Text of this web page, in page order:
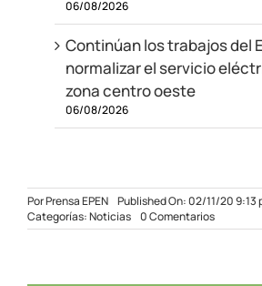
06/08/2026
Continúan los trabajos del
normalizar el servicio
zona centro oeste
06/08/2026
PorPrensa EPEN Published On: 02/11/20 9:13
Categorías:Noticias 0 Comentarioson
El